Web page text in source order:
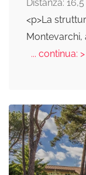
Distanza:
<p>La
Montevarchi,
... continua: >